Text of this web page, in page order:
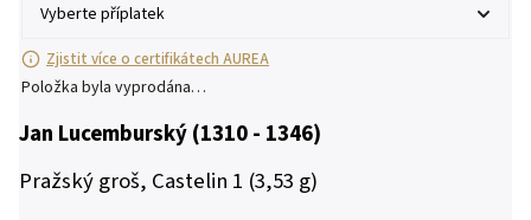
Zjistit více o certifikátech AUREA
Položka byla vyprodána…
Jan Lucemburský (1310 - 1346)
Pražský groš, Castelin 1 (3,53 g)